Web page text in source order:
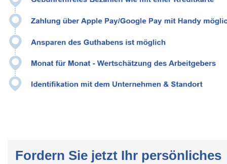
Fordern Sie jetzt Ihr persönliches